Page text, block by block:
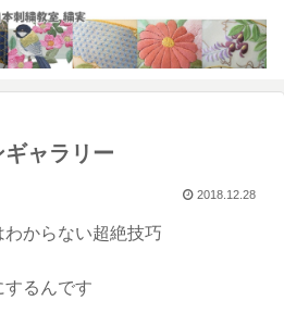
ャラリー
2018.12.28
からない超絶技巧
るんです